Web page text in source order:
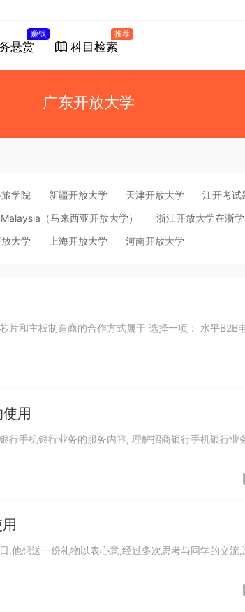
悬赏
赚钱
科目检索
推荐
广东开放大学
学院 新疆开放大学 天津开放大学
江开考试
（马来西亚开放大学）
浙江开放大学在浙学
大学 上海开放大学 河南开放大学
用
行手机银行业务的服务内容, 理解招商银行手机银行业
,他想送一份礼物以表心意,经过多次思考与同学的交流,